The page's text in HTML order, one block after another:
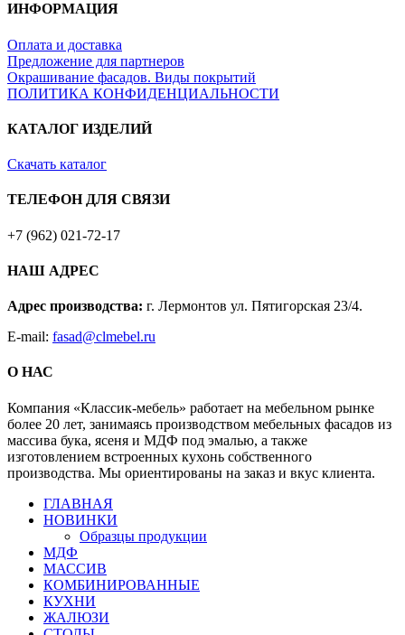
ИНФОРМАЦИЯ
Оплата и доставка
Предложение для партнеров
Окрашивание фасадов. Виды покрытий
ПОЛИТИКА КОНФИДЕНЦИАЛЬНОСТИ
КАТАЛОГ ИЗДЕЛИЙ
Скачать каталог
ТЕЛЕФОН ДЛЯ СВЯЗИ
+7 (962) 021-72-17
НАШ АДРЕС
Адрес производства: г. Лермонтов ул. Пятигорская 23/4.
E-mail: fasad@clmebel.ru
О НАС
Компания «Классик-мебель» работает на мебельном рынке
более 20 лет, занимаясь производством мебельных фасадов из
массива бука, ясеня и МДФ под эмалью, а также
изготовлением встроенных кухонь собственного
производства. Мы ориентированы на заказ и вкус клиента.
Close
Menu
ГЛАВНАЯ
НОВИНКИ
Образцы продукции
МДФ
МАССИВ
КОМБИНИРОВАННЫЕ
КУХНИ
ЖАЛЮЗИ